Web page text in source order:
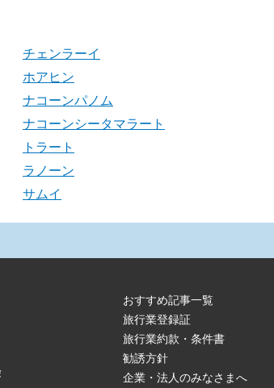
チェンラーイ
ホアヒン
ナコーンパノム
ナコーンシータマラート
トラート
ラノーン
サムイ
おすすめ記事一覧
旅行業登録証
旅行業約款・条件書
勧誘方針
企業・法人のみなさまへ